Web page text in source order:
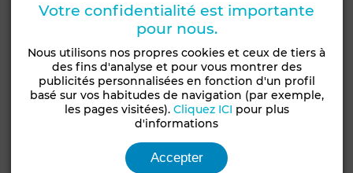
Concierge Antenne parabolique Climatisation
Porte blindée Cuisine équipée
Réfrigérateur Four TV Machine à laver
Micro-ondes
Voir plus de photos
Votre confidentialité est importante
pour nous.
Nous utilisons nos propres cookies et ceux de tiers à
des fins d'analyse et pour vous montrer des
publicités personnalisées en fonction d'un profil
basé sur vos habitudes de navigation (par exemple,
les pages visitées). Cliquez ICI pour plus
d'informations
Accepter